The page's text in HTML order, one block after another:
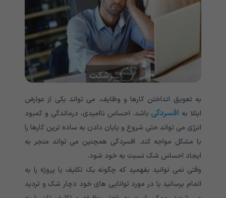
به تعویق انداختن کارها و وظایف، می تواند یکی از عوارض
ابتلا به افسردگی باشد. احساس ناامیدی، درماندگی و کمبود
انرژی می تواند حتی شروع و پایان دادن به ساده ترین کارها را
با مشکل مواجه کند. افسردگی همچنین می تواند منجر به
ایجاد احساس شک نسبت به خود شود.
وقتی نمی توانید بفهمید که چگونه یک‌ تکلیف یا پروژه ‌را به
اتمام‌ برسانید یا در مورد توانایی های خود دچار شک و تردید